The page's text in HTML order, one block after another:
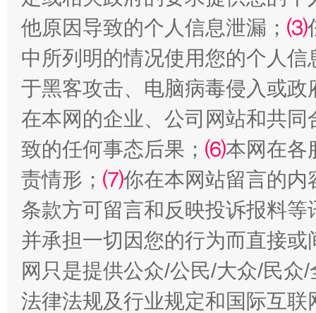
受贿1.44亿！段成刚被判无期 从幼
全民健身五年计划来了！等你上场
他原因导致的个人信息泄漏； ⑶
中所列明的情况使用您的个人
于黑客攻击、电脑病毒侵入或
在本网的企业、公司网站和共
致的任何事态后果； ⑹本网在各
责情形； ⑺你在本网站留言的内
条款方可留言和反映投诉报料
并承担一切因您的行为而直接
网只是提供公众/公民/大众/民
法律法规及行业规定和国际互